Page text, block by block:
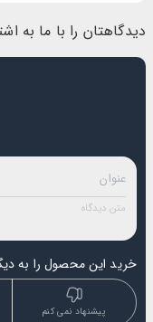
دیدگاهتان را با ما به
خرید این محصول را به
پیشنهاد نمی کنم